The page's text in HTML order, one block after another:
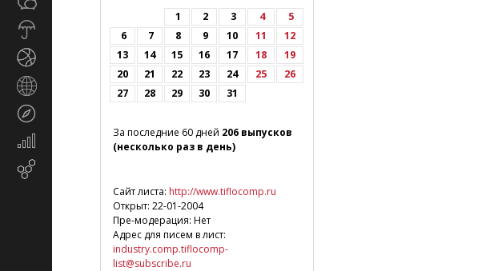
Экономика
маркетинг
1 2 3 4
5
6
7 8 9 10 11
12
13
14 15 16 17 18
19
20
21 22 23 24 25
26
27
28 29 30 31
За последние 60 дней 206 выпусков
(несколько раз в день)
Сайт листа: http://www.tiflocomp.ru
Открыт: 22-01-2004
Пре-модерация: Нет
Адрес для писем в лист:
industry.comp.tiflocomp-
list@subscribe.ru